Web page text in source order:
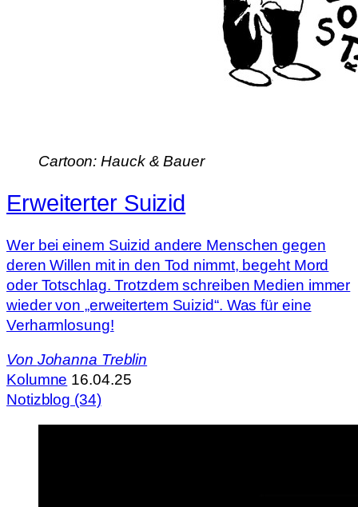
Cartoon: Hauck & Bauer
Erweiterter Suizid
Wer bei einem Suizid andere Menschen gegen
deren Willen mit in den Tod nimmt, begeht Mord
oder Totschlag. Trotzdem schreiben Medien immer
wieder von „erweitertem Suizid“. Was für eine
Verharmlosung!
Von Johanna Treblin
Kolumne 16.04.25
Notizblog (34)